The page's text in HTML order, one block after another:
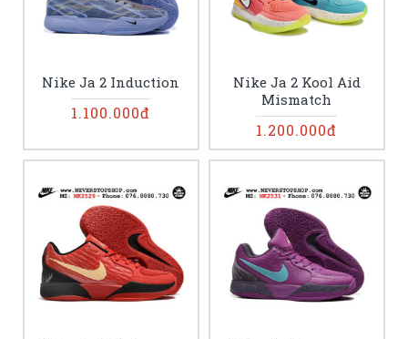
Nike Ja 2 Induction
1.100.000đ
Nike Ja 2 Kool Aid
Mismatch
1.200.000đ